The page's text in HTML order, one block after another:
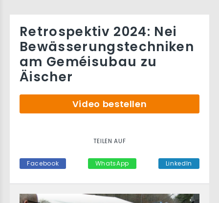
Retrospektiv 2024: Nei
Bewässerungstechniken
am Geméisubau zu
Äischer
Video bestellen
TEILEN AUF
Facebook WhatsApp LinkedIn